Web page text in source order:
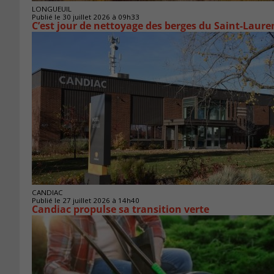
LONGUEUIL
Publié le 30 juillet 2026 à 09h33
C’est jour de nettoyage des berges du Saint-
CANDIAC
Publié le 27 juillet 2026 à 14h40
Candiac propulse sa transition verte